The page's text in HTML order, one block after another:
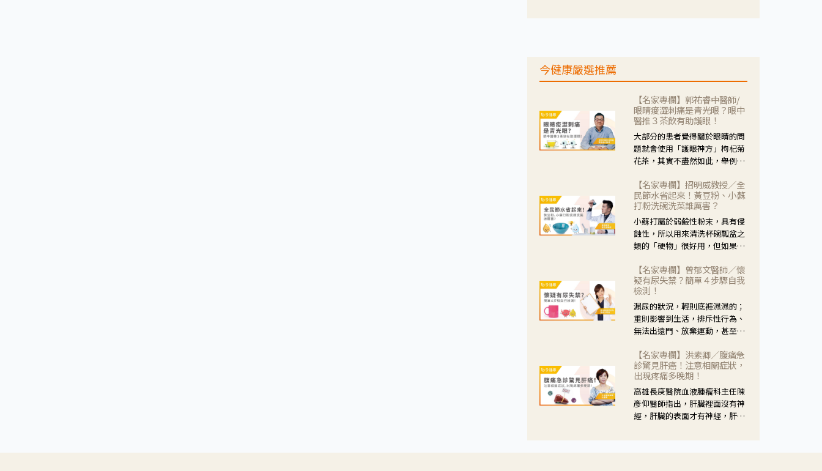
生活挑戰。
今健康嚴選推薦
【名家專欄】郭祐睿中醫師/
眼睛痠澀刺痛是青光眼？眼中
醫推３茶飲有助護眼！
大部分的患者覺得關於眼睛的問
題就會使用「護眼神方」枸杞菊
花茶，其實不盡然如此，舉例來
紅、眼睛痛、眼屎多而且顏色
黃，當然就可以使用枸杞菊花
茶，但是枸杞的劑量要少，菊花
的劑量要多；若是有以上症狀以
外，眼睛還會有灼熱感，眼屎多
到會「牽絲」，也就是水樣分泌
了，這時候就要使用菊花、金銀
花來治療；假如單純的眼睛乾
澀，結膜沒有紅，眼睛周圍沒有
眼屎，這種情況是屬於「陰
虛」，就可以使用枸杞、蓮藕、
麥門冬、山藥等比較滋潤的藥
【名家專欄】招明威教授／全
民節水省起來！黃豆粉、小蘇
打粉洗碗洗菜誰厲害？
小蘇打屬於弱鹼性粉末，具有侵
蝕性，所以用來清洗杯碗瓢盆之
類的「硬物」很好用，但如果用
特別注意用法用量，使用過多或
是浸泡太久，容易腐蝕蔬菜的纖
維，讓菜軟掉不清脆。
【名家專欄】曾郁文醫師／懷
疑有尿失禁？簡單４步驟自我
檢測！
漏尿的狀況，輕則底褲濕濕的；
重則影響到生活，排斥性行為、
無法出遠門、放棄運動，甚至怕
禁」的症狀，長期下來不敢與朋
友往來，低潮陰霾造成憂鬱症。
【名家專欄】洪素卿／腹痛急
診驚見肝癌！注意相關症狀，
出現疼痛多晚期！
高雄長庚醫院血液腫瘤科主任陳
彥仰醫師指出，肝臟裡面沒有神
經，肝臟的表面才有神經，肝臟